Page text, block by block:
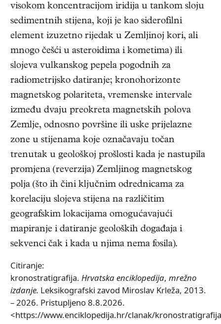
visokom koncentracijom iridija u tankom sloju
sedimentnih stijena, koji je kao siderofilni
element izuzetno rijedak u Zemljinoj kori, ali
mnogo češći u asteroidima i kometima) ili
slojeva vulkanskog pepela pogodnih za
radiometrijsko datiranje; kronohorizonte
magnetskog polariteta, vremenske intervale
između dvaju preokreta magnetskih polova
Zemlje, odnosno površine ili uske prijelazne
zone u stijenama koje označavaju točan
trenutak u geološkoj prošlosti kada je nastupila
promjena (reverzija) Zemljinog magnetskog
polja (što ih čini ključnim odrednicama za
korelaciju slojeva stijena na različitim
geografskim lokacijama omogućavajući
mapiranje i datiranje geoloških događaja i
sekvenci čak i kada u njima nema fosila).
Citiranje:
kronostratigrafija. Hrvatska enciklopedija, mrežno
izdanje. Leksikografski zavod Miroslav Krleža, 2013.
– 2026. Pristupljeno 8.8.2026.
<https://www.enciklopedija.hr/clanak/